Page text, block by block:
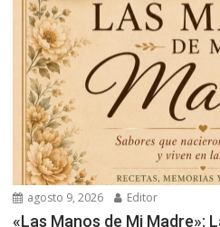
agosto 9, 2026 Editor
«Las Manos de Mi Madre»: